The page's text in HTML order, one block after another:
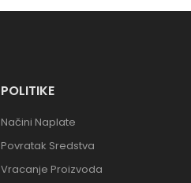
POLITIKE
Načini Naplate
Povratak Sredstva
Vracanje Proizvoda